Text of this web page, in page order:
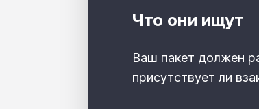
Что они ищут
Ваш пакет должен
присутствует ли